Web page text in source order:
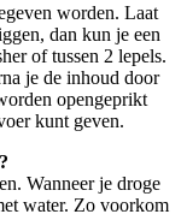
worden. Laat
dan kun je een
of tussen 2 lepels.
je de inhoud door
opengeprikt
kunt geven.
Wanneer je droge
water. Zo voorkom